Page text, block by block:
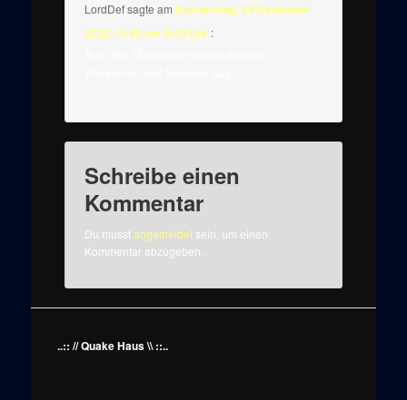
LordDefsagte am Donnerstag, 29 Dezember
2022 - 0:43 um 0:43 Uhr :
Schreibe einen
Kommentar
Du musstangemeldetsein, um einen
Kommentar abzugeben.
..:: // Quake Haus \\ ::..